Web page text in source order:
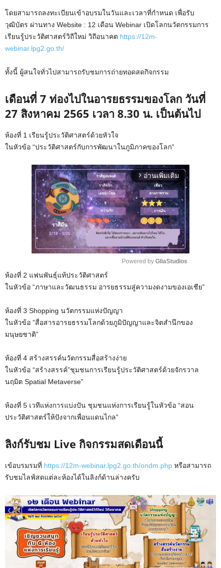
โดยสามารถลงทะเบียนเข้าอบรมในวันและเวลาที่กำหนด เพื่อรับ
วุฒิบัตร ผ่านทาง Website : 12 เดือน Webinar เปิดโลกนวัตกรรมการ
เรียนรู้ประวัติศาสตร์วิถีใหม่ วิถีอนาคต https://12m-
webinar.lpg2.go.th/
ทั้งนี้ ผู้สนใจทั่วไปสามารถรับชมการถ่ายทอดสดกิจกรรม
เดือนที่ 7 ท่องไปในอารยธรรมของโลก วันที่
27 สิงหาคม 2565 เวลา 8.30 น. เป็นต้นไป
ห้องที่ 1 เรียนรู้ประวัติศาสตร์ด้วยหัวใจ
ในหัวข้อ “ประวัติศาสตร์กับการพัฒนาในภูมิภาคของโลก”
arrow_forward_ios อ่านเพิ่มเติม
u
Powered by GliaStudios
ห้องที่ 2 แฟนพันธุ์แท้ประวัติศาสตร์
ในหัวข้อ “ภาษาและวัฒนธรรม อารยธรรมสู่ความงดงามของเอเชีย”
ห้องที่ 3 Shopping นวัตกรรมแห่งปัญญา
ในหัวข้อ ”สื่อสารอารยธรรมโลกด้วยภูมิปัญญาและจิตสำนึกของ
มนุษยชาติ”
ห้องที่ 4 สร้างสรรค์นวัตกรรมสื่อสร้างง่าย
ในหัวข้อ “สร้างสรรค์”ชุมชนการเรียนรู้ประวัติศาสตร์ด้วยจักรวาล
นฤมิต Spatial Metaverse”
ห้องที่ 5 เวทีแห่งการแบ่งปัน ชุมชนแห่งการเรียนรู้ในหัวข้อ “สอน
ประวัติศาสตร์ให้ปังจากเพื่อนแดนไกล”
ลิงก์รับชม Live กิจกรรมสดเดือนนี้
เข้อบรมรมที่ https://12m-webinar.lpg2.go.th/ondm.php หรือสามารถ
รับชมไลฟ์สดแต่ละห้องได้ในลิงก์ด้านล่างครับ